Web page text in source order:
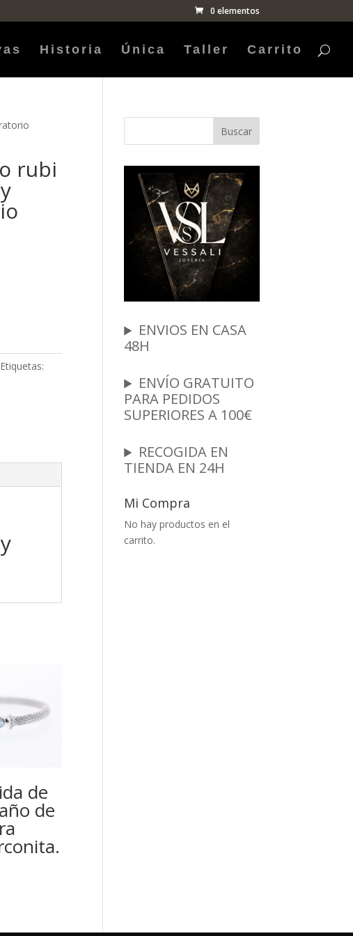
0 elementos
Historia Única Taller Carrito
rubi
Etiquetas:
de
de
Buscar
ENVIOS EN CASA
48H
ENVÍO GRATUITO
PARA PEDIDOS
SUPERIORES A 100€
RECOGIDA EN
TIENDA EN 24H
Mi Compra
No hay productos en el
carrito.